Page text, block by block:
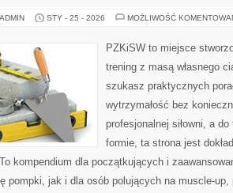
STY - 25 - 2026 MOŻLIWOŚĆ
PZKiSW to miejsce
trening z masą własnego
szukasz praktycznych
wytrzymałość bez
profesjonalnej siłowni, a
formie, ta strona jest
kompendium dla początkujących i
pompki, jak i dla osób polujących na muscle-up,